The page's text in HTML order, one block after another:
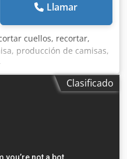
Llamar
cuellos, recortar,
producción de camisas,
textil, máquina textil,
fabricación de prendas
BRILKA -Kannegiesser:
D Az Nox Adijkr -
520/900/H1190 mm -Peso:
Clasificado